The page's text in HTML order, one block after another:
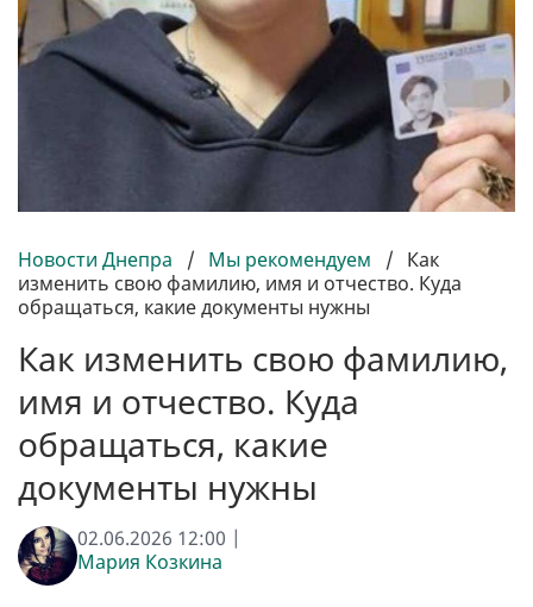
Новости Днепра / Мы рекомендуем / Как
изменить свою фамилию, имя и отчество. Куда
обращаться, какие документы нужны
Как изменить свою фамилию,
имя и отчество. Куда
обращаться, какие
документы нужны
02.06.2026 12:00 |
Мария Козкина